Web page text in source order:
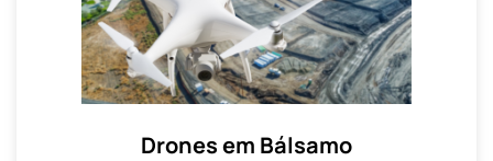
Drones em Bálsamo